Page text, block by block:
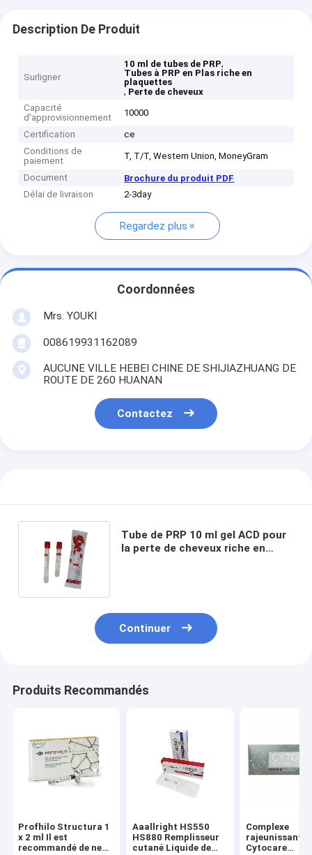
Description De Produit
Surligner
10 ml de tubes de PRP,
Tubes à PRP en Plas riche en
plaquettes
, Perte de cheveux
Capacité
d'approvisionnement
10000
Certification
ce
Conditions de
paiement
T, T/T, Western Union, MoneyGram
Document
Brochure du produit PDF
Délai de livraison
2-3day
Regardez plus
Coordonnées
Mrs. YOUKI
008619931162089
AUCUNE VILLE HEBEI CHINE DE SHIJIAZHUANG DE
ROUTE DE 260 HUANAN
Contactez
Tube de PRP 10 ml gel ACD pour
la perte de cheveux riche en
Continuer
Produits Recommandés
Profhilo Structura 1
x 2 ml Il est
recommandé de ne
Aaallright HS550
HS880 Remplisseur
cutané Liquide de
Complexe
rajeunissant
Cytocare